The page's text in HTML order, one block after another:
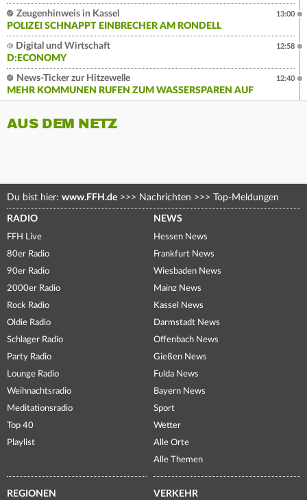
Zeugenhinweis in Kassel
POLIZEI SCHNAPPT EINBRECHER AM RONDELL
13:00
Digital und Wirtschaft
D:ECONOMY
12:58
News-Ticker zur Hitzewelle
MEHR KOMMUNEN RUFEN ZUM WASSERSPAREN AUF
12:40
AUS DEM NETZ
Du bist hier: www.FFH.de >>> Nachrichten >>> Top-Meldungen
RADIO
FFH Live
80er Radio
90er Radio
2000er Radio
Rock Radio
Oldie Radio
Schlager Radio
Party Radio
Lounge Radio
Weihnachtsradio
Meditationsradio
Top 40
Playlist
NEWS
Hessen News
Frankfurt News
Wiesbaden News
Mainz News
Kassel News
Darmstadt News
Offenbach News
Gießen News
Fulda News
Bayern News
Sport
Wetter
Alle Orte
Alle Themen
REGIONEN VERKEHR